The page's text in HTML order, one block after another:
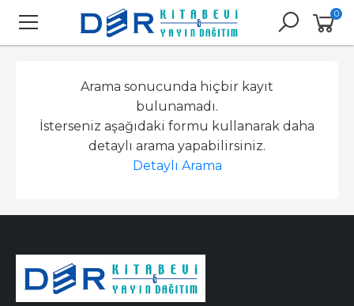
0
Arama sonucunda hiçbir kayıt
bulunamadı.
İsterseniz aşağıdaki formu kullanarak daha
detaylı arama yapabilirsiniz.
Detaylı Arama